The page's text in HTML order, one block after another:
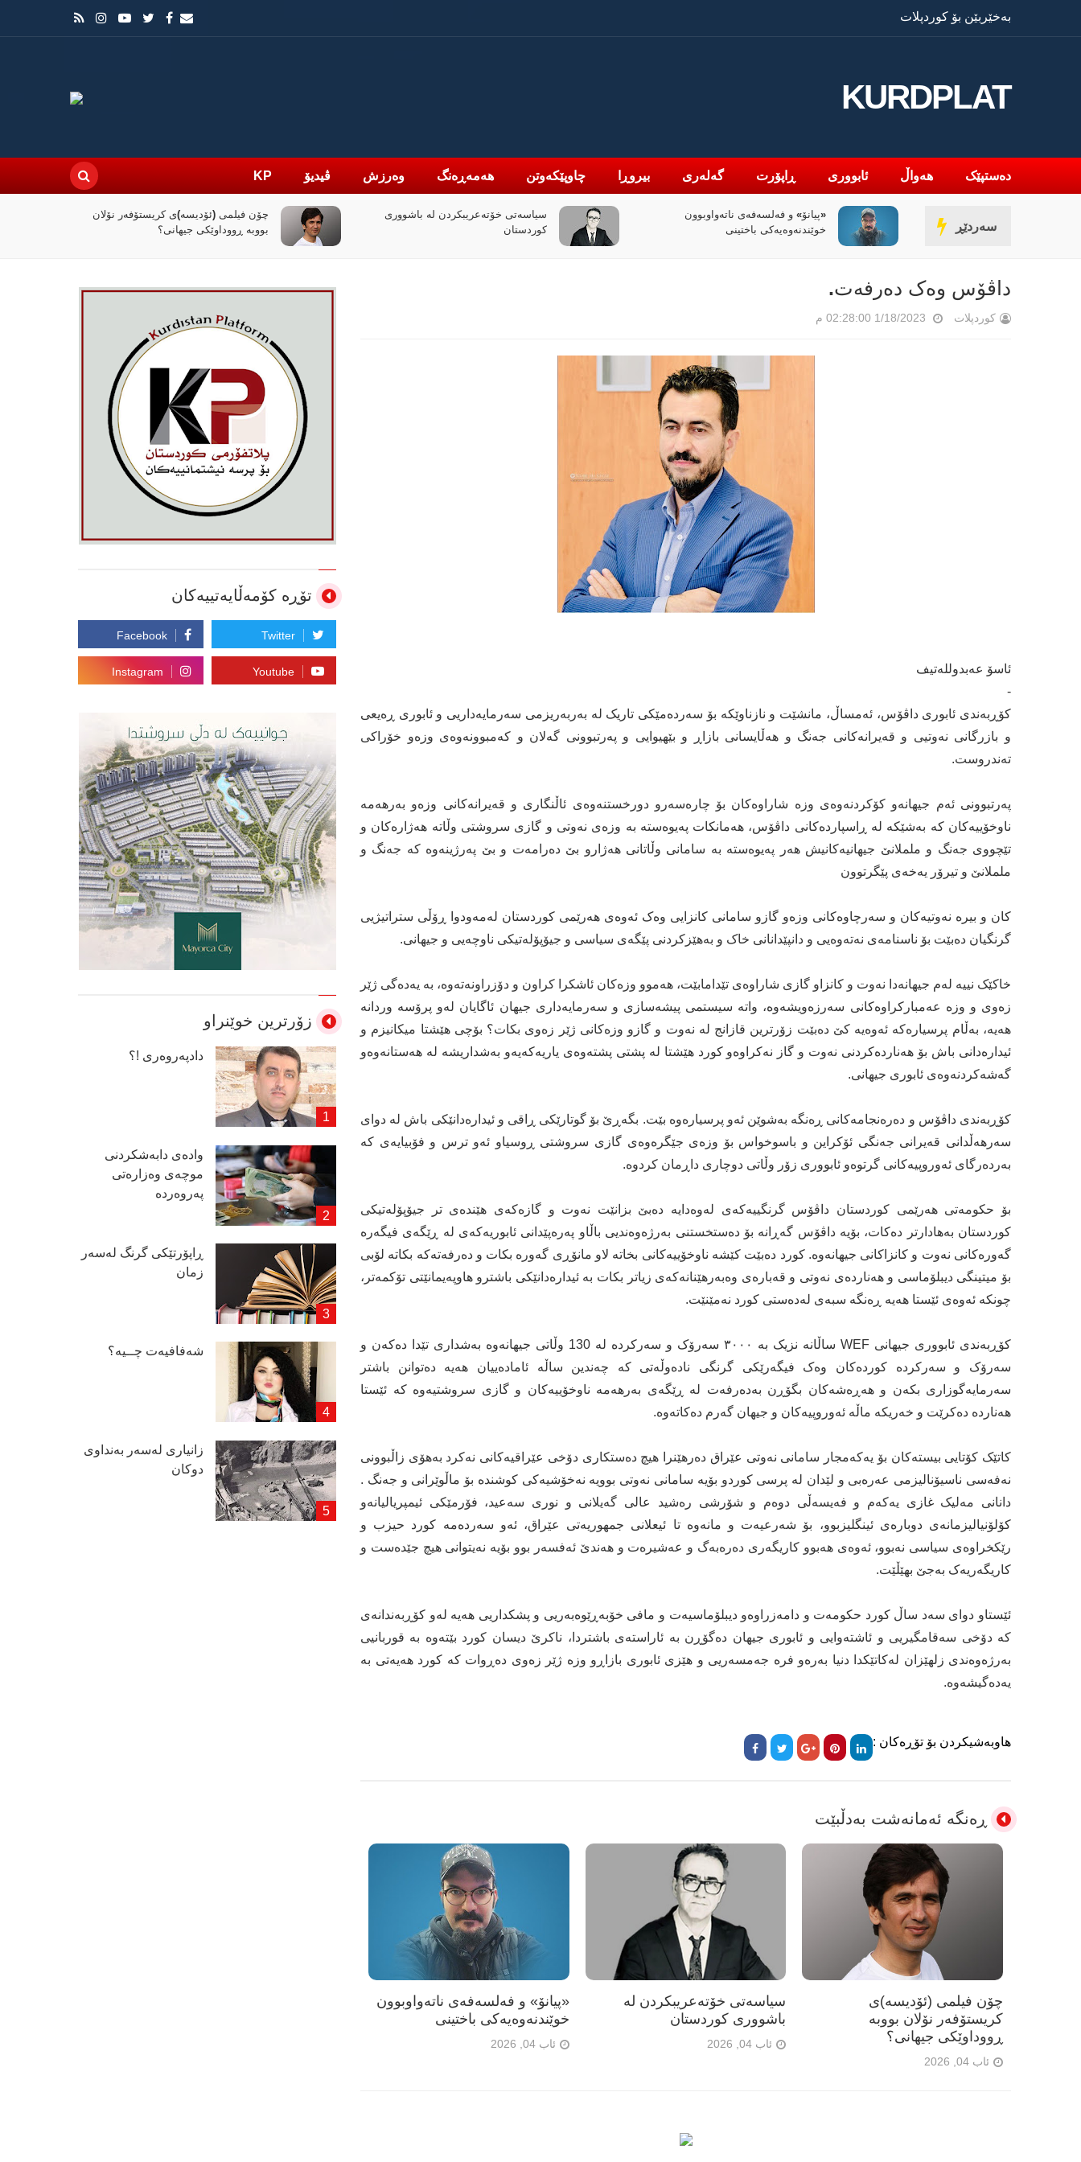
بەخێربێن بۆ کوردپلات
KURDPLAT
دەستپێک هەواڵ ئابووری ڕاپۆرت گەلەری بیروڕا چاوپێکەوتن هەمەڕەنگ وەرزش ڤیدیۆ KP
سەردێڕ
«پیانۆ» و فەلسەفەی ناتەواوبوون
خوێندنەوەیەکی باختینی
سیاسەتی خۆتەعریبکردن لە باشووری
کوردستان
چۆن فیلمی (ئۆدیسە)ی کریستۆفەر نۆلان
بووبە ڕووداوێکی جیهانی؟
داڤۆس وەک دەرفەت.
کوردپلات 1/18/2023 02:28:00 م
ئاسۆ عەبدوللەتیف
-
کۆڕبەندی ئابوری داڤۆس، ئەمساڵ، مانشێت و نازناوێکە بۆ سەردەمێکی تاریک لە بەربەریزمی سەرمایەداریی و ئابوری ڕەیعی
و بازرگانی نەوتیی و قەیرانەکانی جەنگ و هەڵایسانی بازاڕ و بێهیوایی و پەرتبوونی گەلان و کەمبوونەوەی وزەو خۆراکی
تەندروست.
پەرتبوونی ئەم جیهانەو کۆکردنەوەی وزە شاراوەکان بۆ چارەسەرو دورخستنەوەی ئاڵنگاری و قەیرانەکانی وزەو بەرهەمە
ناوخۆییەکان کە بەشێکە لە ڕاسپاردەکانی داڤۆس، هەمانکات پەیوەستە بە وزەی نەوتی و گازی سروشتی وڵاتە هەژارەکان و
تێچووی جەنگ و ململانێ جیهانیەکانیش هەر پەیوەستە بە سامانی وڵاتانی هەژارو بێ دەرامەت و بێ پەرژینەوە کە جەنگ و
ململانێ و تیرۆر یەخەی پێگرتوون
کان و بیرە نەوتیەکان و سەرچاوەکانی وزەو گازو سامانی کانزایی وەک ئەوەی هەرێمی کوردستان لەمەودوا ڕۆڵی ستراتیژیی
گرنگیان دەبێت بۆ ناسنامەی نەتەوەیی و دانپێدانانی خاک و بەهێزکردنی پێگەی سیاسی و جیۆپۆلەتیکی ناوچەیی و جیهانی.
خاکێک نییە لەم جیهانەدا نەوت و کانزاو گازی شاراوەی تێدامابێت، هەموو وزەکان ئاشکرا کراون و دۆزراونەتەوە، بە یەدەگی ژێر
زەوی و وزە عەمبارکراوەکانی سەرزەویشەوە، واتە سیستمی پیشەسازی و سەرمایەداری جیهان ئاگایان لەو پرۆسە وردانە
هەیە، بەڵام پرسیارەکە ئەوەیە کێ دەبێت زۆرترین قازانج لە نەوت و گازو وزەکانی ژێر زەوی بکات؟ بۆچی هێشتا میکانیزم و
ئیدارەدانی باش بۆ هەناردەکردنی نەوت و گاز نەکراوەو کورد هێشتا لە پشتی پشتەوەی یاریەکەیەو بەشداریشە لە هەستانەوەو
گەشەکردنەوەی ئابوری جیهانی.
کۆڕبەندی داڤۆس و دەرەنجامەکانی ڕەنگە بەشوێن ئەو پرسیارەوە بێت. بگەڕێ بۆ گوتارێکی ڕاقی و ئیدارەدانێکی باش لە دوای
سەرهەڵدانی قەیرانی جەنگی ئۆکراین و باسوخواس بۆ وزەی جێگرەوەی گازی سروشتی ڕوسیاو ئەو ترس و فۆبیایەی کە
بەردەرگای ئەوروپیەکانی گرتوەو ئابووری زۆر وڵاتی دوچاری داڕمان کردوە.
بۆ حکومەتی هەرێمی کوردستان داڤۆس گرنگییەکەی لەوەدایە دەبێ بزانێت نەوت و گازەکەی هێندەی تر جیۆپۆلەتیکی
کوردستان بەهادارتر دەکات، بۆیە داڤۆس گەڕانە بۆ دەستخستنی بەرژەوەندیی باڵاو پەرەپێدانی ئابوریەکەی لە ڕێگەی فیگەرە
گەورەکانی نەوت و کانزاکانی جیهانەوە. کورد دەبێت کێشە ناوخۆییەکانی بخاتە لاو مانۆڕی گەورە بکات و دەرفەتەکە بکاتە لۆبی
بۆ میتینگی دیبلۆماسی و هەناردەی نەوتی و قەبارەی وەبەرهێنانەکەی زیاتر بکات بە ئیدارەدانێکی باشترو هاوپەیمانێتی تۆکمەتر،
چونکە ئەوەی ئێستا هەیە ڕەنگە سبەی لەدەستی کورد نەمێنێت.
کۆڕبەندی ئابووری جیهانی WEF ساڵانە نزیک بە ٣٠٠٠ سەرۆک و سەرکردە لە 130 وڵاتی جیهانەوە بەشداری تێدا دەکەن و
سەرۆک و سەرکردە کوردەکان وەک فیگەرێکی گرنگی نادەوڵەتی کە چەندین ساڵە ئامادەییان هەیە دەتوانن باشتر
سەرمایەگوزاری بکەن و هەڕەشەکان بگۆڕن بەدەرفەت لە ڕێگەی بەرهەمە ناوخۆییەکان و گازی سروشتیەوە کە ئێستا
هەناردە دەکرێت و خەریکە ماڵە ئەوروپیەکان و جیهان گەرم دەکاتەوە.
کاتێک کۆتایی بیستەکان بۆ یەکەمجار سامانی نەوتی عێراق دەرھێنرا هیچ دەستکاری دۆخی عێراقیەکانی نەکرد بەهۆی زاڵبوونی
نەفەسی ناسیۆنالیزمی عەرەبی و لێدان لە پرسی کوردو بۆیە سامانی نەوتی بوویە نەخۆشیەکی کوشندە بۆ ماڵوێرانی و جەنگ .
دانانی مەلیک غازی یەکەم و فەیسەڵی دوەم و شۆرشی رەشید عالی گەیلانی و نوری سەعید، فۆرمێکی ئیمپریالیانەو
کۆلۆنیالیزمانەی دوبارەی ئینگلیزبوو، بۆ شەرعیەت و مانەوە تا ئیعلانی جمھوریەتی عێراق، ئەو سەردەمە کورد حیزب و
رێکخراوەی سیاسی نەبوو، ئەوەی ھەبوو کاریگەری دەرەبەگ و عەشیرەت و ھەندێ ئەفسەر بوو بۆیە نەیتوانی ھیچ جێدەست و
کاریگەریەک بەجێ بھێڵێت.
ئێستاو دوای سەد ساڵ کورد حکومەت و دامەزراوەو دیبلۆماسیەت و مافی خۆبەڕێوەبەریی و پشکداریی هەیە لەو کۆڕبەندانەی
کە دۆخی سەقامگیریی و ئاشتەوایی و ئابوری جیهان دەگۆڕن بە ئاراستەی باشتردا، ناکرێ دیسان کورد بێتەوە بە قوربانیی
بەرژەوەندی زلهێزان لەکاتێکدا دنیا بەرەو فرە جەمسەریی و هێزی ئابوری بازاڕو وزە ژێر زەوی دەڕوات کە کورد هەیەتی بە
یەدەگیشەوە.
هاوبەشیکردن بۆ تۆڕەکان :
ڕەنگە ئەمانەشت بەدڵبێت
«پیانۆ» و فەلسەفەی ناتەواوبوون
خوێندنەوەیەکی باختینی
ئاب 04, 2026
سیاسەتی خۆتەعریبکردن لە
باشووری کوردستان
ئاب 04, 2026
چۆن فیلمی (ئۆدیسە)ی
کریستۆفەر نۆلان بووبە
ڕووداوێکی جیهانی؟
ئاب 04, 2026
تۆڕە کۆمەڵایەتییەکان
زۆرترین خوێنراو
دادپەروەری !؟
وادەی دابەشكردنی
موچەی وەزارەتی
پەروەردە
ڕاپۆرتێكی گرنگ لەسەر
زمان
شەفافیەت چــیە؟
زانیاری لەسەر بەنداوی
دوكان